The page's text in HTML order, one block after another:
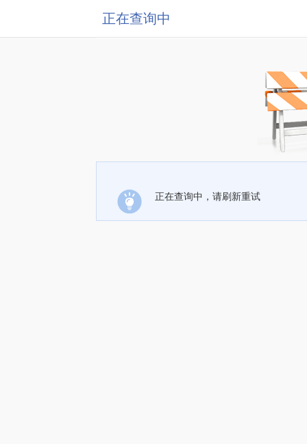
正在查询中
正在查询中，请刷新重试